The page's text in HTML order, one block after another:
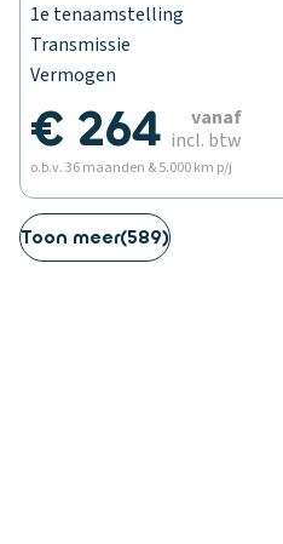
1e tenaamstelling
Transmissie
Vermogen
€ 264
vanaf
incl. btw
o.b.v. 36 maanden & 5.000 km p/j
Toon meer(589)